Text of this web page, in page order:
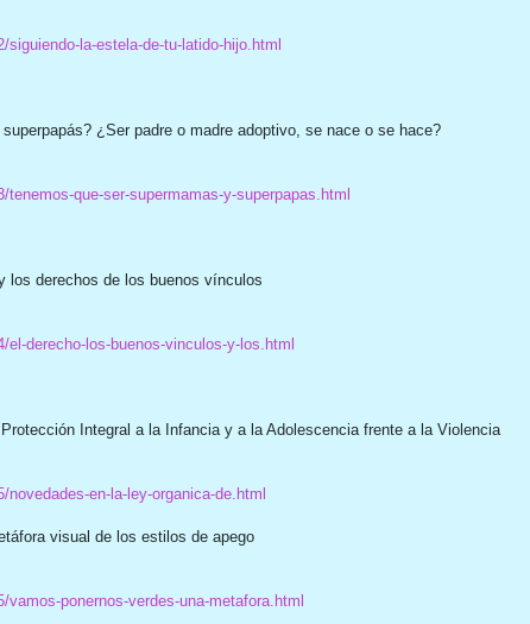
la-estela-de-tu-latido-hijo.html
¿Ser padre o madre adoptivo, se nace o se hace?
que-ser-supermamas-y-superpapas.html
los derechos de los buenos vínculos
el-derecho-los-buenos-vinculos-y-los.html
Integral a la Infancia y a la Adolescencia frente a la Violencia
en-la-ley-organica-de.html
visual de los estilos de apego
ponernos-verdes-una-metafora.html